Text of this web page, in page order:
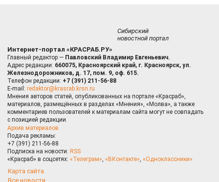
Сибирский
новостной портал
Интернет-портал «КРАСРАБ.РУ»
Главный редактор — Павловский Владимир Евгеньевич.
Адрес редакции: 660075, Красноярский край, г. Красноярск, ул.
Железнодорожников, д. 17, пом. 9, оф. 615.
Телефон редакции: +7 (391) 211-56-88
E-mail: redaktor@krasrab.krsn.ru
Мнения авторов статей, опубликованных на портале «Красраб»,
материалов, размещённых в разделах «Мнения», «Молва», а также
комментариев пользователей к материалам сайта могут не совпадать
с позицией редакции.
Архив материалов
Подача рекламы:
+7 (391) 211-56-88
Подписка на новости: RSS
«Красраб» в соцсетях: «Телеграм», «ВКонтакте», «Одноклассники»
Карта сайта
Все новости